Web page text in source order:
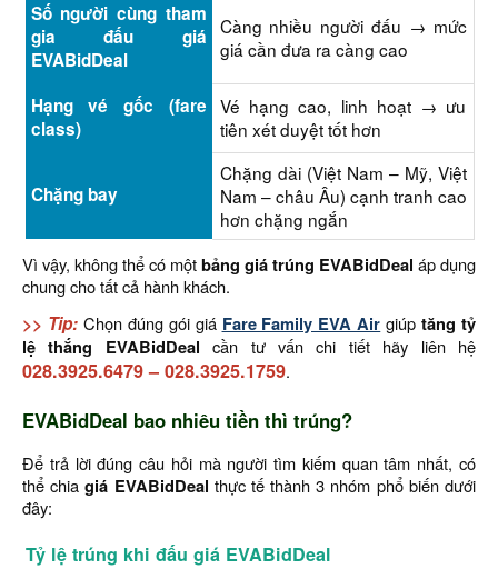
Số người cùng tham
gia đấu giá
EVABidDeal
Càng nhiều người đấu → mức
giá cần đưa ra càng cao
Hạng vé gốc (fare
class)
Vé hạng cao, linh hoạt → ưu
tiên xét duyệt tốt hơn
Chặng bay
Chặng dài (Việt Nam – Mỹ, Việt
Nam – châu Âu) cạnh tranh cao
hơn chặng ngắn
Vì vậy, không thể có mộtbảng giá trúng EVABidDeal áp dụng
chung cho tất cả hành khách.
>> Tip:Chọn đúng gói giá Fare Family EVA Air giúp tăng tỷ
lệ thắng EVABidDeal cần tư vấn chi tiết hãy liên hệ
028.3925.6479– 028.3925.1759.
EVABidDeal bao nhiêu tiền thì trúng?
Để trả lời đúng câu hỏi mà người tìm kiếm quan tâm nhất, có
thể chia giá EVABidDeal thực tế thành 3 nhóm phổ biến dưới
đây:
Tỷ lệ trúng khi đấu giá EVABidDeal